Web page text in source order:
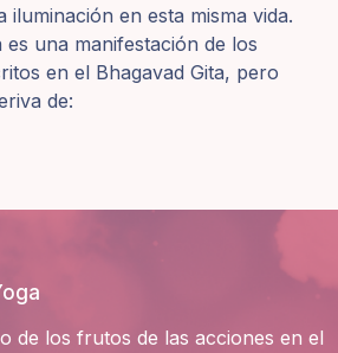
en esta misma vida.
una manifestación de los
en el Bhagavad Gita, pero
de:
de los frutos de las acciones en el